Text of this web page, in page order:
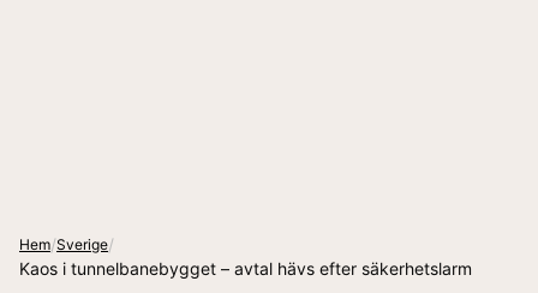
Hem/Sverige/
Kaos i tunnelbanebygget – avtal hävs efter säkerhetslarm